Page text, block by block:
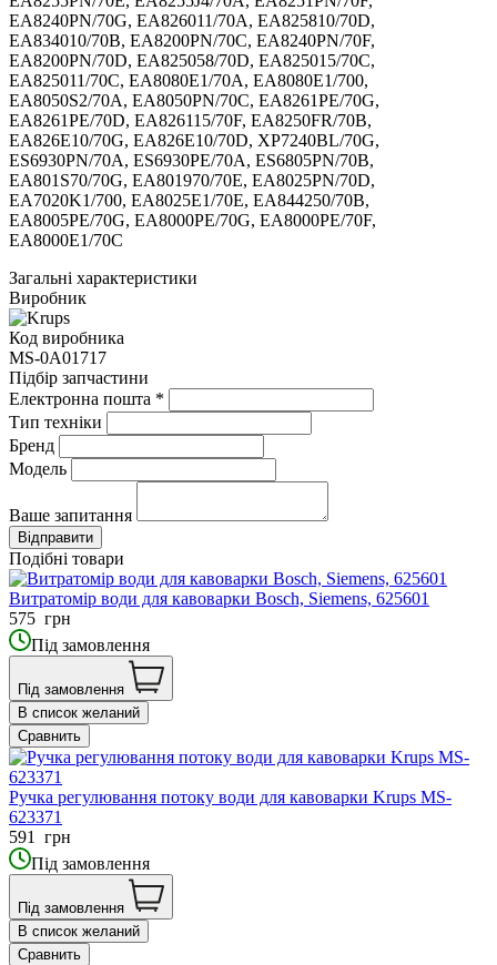
Загальні характеристики
Виробник
Код виробника
MS-0A01717
Підбір запчастини
Електронна пошта *
Тип техніки
Бренд
Модель
Ваше запитання
Подібні товари
Витратомір води для кавоварки Bosch, Siemens, 625601
575 грн
Під замовлення
Під замовлення
В список желаний
Сравнить
Ручка регулювання потоку води для кавоварки Krups MS-
623371
591
грн
Під замовлення
Під замовлення
В список желаний
Сравнить